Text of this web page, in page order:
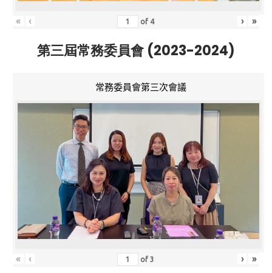
« ‹ of 4 › »
第三屆常務委員會 (2023-2024)
常務委員會第三次會議
« ‹ of3 › »